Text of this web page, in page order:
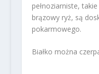
pełnoziarniste,
brązowy ryż, są
pokarmowego.
Białko można